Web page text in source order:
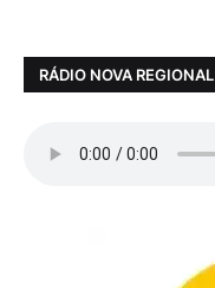
RÁDIO NOVA REGIONAL